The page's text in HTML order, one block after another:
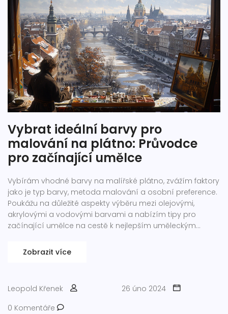
Vybrat ideální barvy pro
malování na plátno: Průvodce
pro začínající umělce
Vybírám vhodné barvy na malířské plátno, zvážím faktory
jako je typ barvy, metoda malování a osobní preference.
Poukážu na důležité aspekty výběru mezi olejovými,
akrylovými a vodovými barvami a nabízím tipy pro
začínající umělce na cestě k nejlepším uměleckým
rad, jak si správně vybrat a kombinovat barvy pro
Zobrazit více
Leopold Křenek
26 úno 2024
0 Komentáře